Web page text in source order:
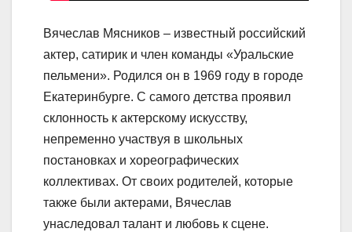
Вячеслав Мясников – известный российский
актер, сатирик и член команды «Уральские
пельмени». Родился он в 1969 году в городе
Екатеринбурге. С самого детства проявил
склонность к актерскому искусству,
непременно участвуя в школьных
постановках и хореографических
коллективах. От своих родителей, которые
также были актерами, Вячеслав
унаследовал талант и любовь к сцене.